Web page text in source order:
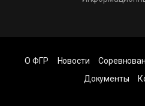
О ФГР Новости
Документы